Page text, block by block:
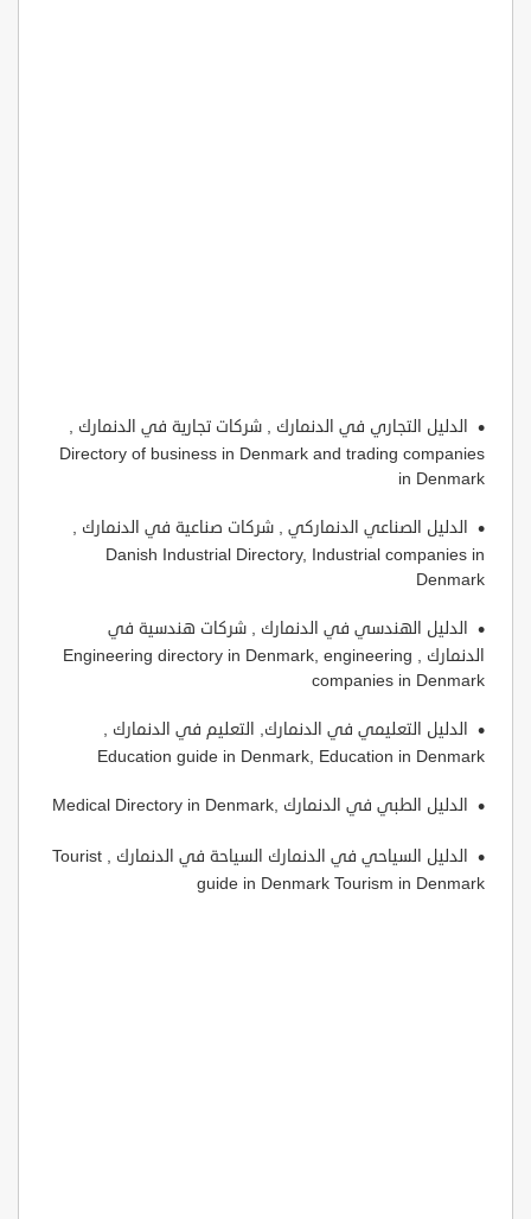
الدليل التجاري في الدنمارك , شركات تجارية في الدنمارك ,
Directory of business in Denmark and trading companies
in Denmark
الدليل الصناعي الدنماركي , شركات صناعية في الدنمارك ,
Danish Industrial Directory, Industrial companies in
Denmark
الدليل الهندسي في الدنمارك , شركات هندسية في
الدنمارك , Engineering directory in Denmark, engineering
companies in Denmark
الدليل التعليمي في الدنمارك, التعليم في الدنمارك ,
Education guide in Denmark, Education in Denmark
الدليل الطبي في الدنمارك ,Medical Directory in Denmark
الدليل السياحي في الدنمارك السياحة في الدنمارك , Tourist
guide in Denmark Tourism in Denmark